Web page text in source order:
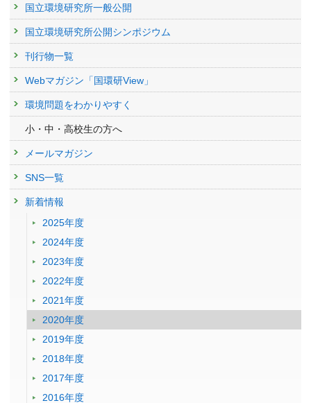
国立環境研究所一般公開
国立環境研究所公開シンポジウム
刊行物一覧
Webマガジン「国環研View」
環境問題をわかりやすく
小・中・高校生の方へ
メールマガジン
SNS一覧
新着情報
2025年度
2024年度
2023年度
2022年度
2021年度
2020年度
2019年度
2018年度
2017年度
2016年度